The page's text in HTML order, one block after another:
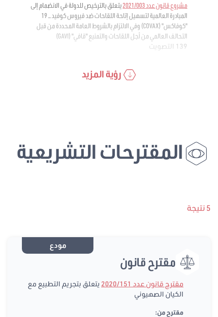
مشروع قانون عدد 2021/003
يتعلق بالترخيص للدولة في الانضمام إلى
المبادرة العالمية لتسهيل إتاحة اللقاحات ضد فيروس كوفيد – 19
"كوفاكس" (COVAX) وفي الالتزام بالشروط العامة المحددة من قبل
التحالف العالمي من أجل اللقاحات والتمنيع "قافي" (GAVI)
139 التصويت
رؤية المزيد
المقترحات التشريعية
5 نتيجة
مودع
مقترح قانون
مقترح قانون عدد 2020/151
يتعلق بتجريم التطبيع مع
الكيان الصهيوني
مقترح من: